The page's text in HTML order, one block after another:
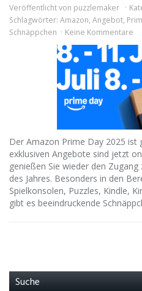
Veröffentlicht von puzzlemaker
Schlagwörter: Amazon, Angebot,
Schnäppchen
Keine Kommentare
Der Amazon Prime Day 2025 ist
exklusiven Angebote sind jetzt
genießen Sie wieder den
des Jahres. Besonders in den
Spielkonsolen, Puzzles, Kindle,
gibt es beeindruckende
Suche